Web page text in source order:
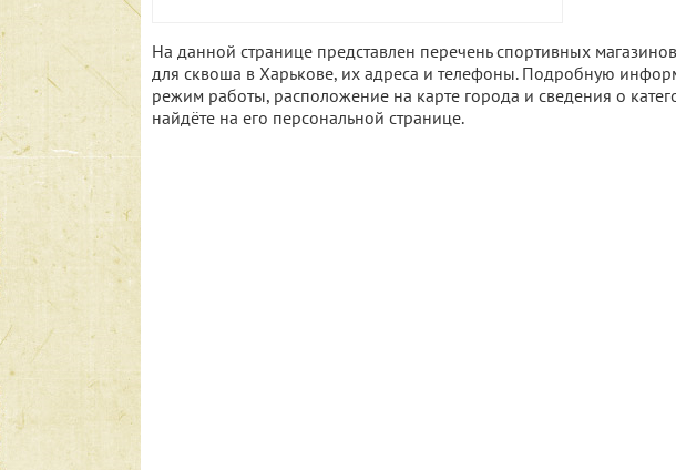
На данной странице представлен перечень спортивных
для сквоша в Харькове, их адреса и телефоны. Подробную
режим работы, расположение на карте города и сведения о
найдёте на его персональной странице.